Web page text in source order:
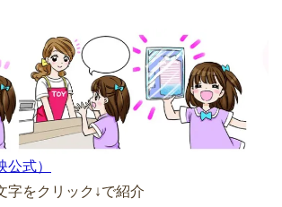
公式）
字をクリック↓で紹介